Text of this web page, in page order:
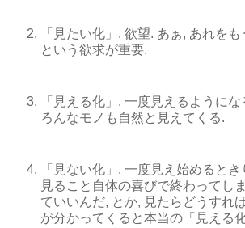
「見たい化」. 欲望. あぁ, あれを
という欲求が重要.
「見える化」. 一度見えるように
ろんなモノも自然と見えてくる.
「見ない化」. 一度見え始めると
見ること自体の喜びで終わってし
ていいんだ, とか, 見たらどうすれ
が分かってくると本当の「見える